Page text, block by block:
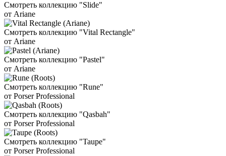
Смотреть коллекцию "Slide"
от Ariane
Смотреть коллекцию "Vital Rectangle"
от Ariane
Смотреть коллекцию "Pastel"
от Ariane
Смотреть коллекцию "Rune"
от Porser Professional
Смотреть коллекцию "Qasbah"
от Porser Professional
Смотреть коллекцию "Taupe"
от Porser Professional